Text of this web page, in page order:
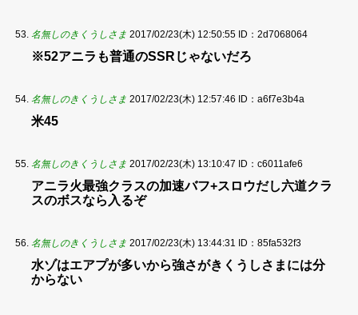
名無しのきくうしさま 2017/02/23(木) 12:50:55 ID：2d7068064
※52アニラも普通のSSRじゃないだろ
名無しのきくうしさま 2017/02/23(木) 12:57:46 ID：a6f7e3b4a
米45
名無しのきくうしさま 2017/02/23(木) 13:10:47 ID：c6011afe6
アニラ火最強クラスの加速バフ+スロウだし六道クラ
スのボスなら入るぞ
名無しのきくうしさま 2017/02/23(木) 13:44:31 ID：85fa532f3
水ゾはエアプが多いから強さがきくうしさまには分
からない